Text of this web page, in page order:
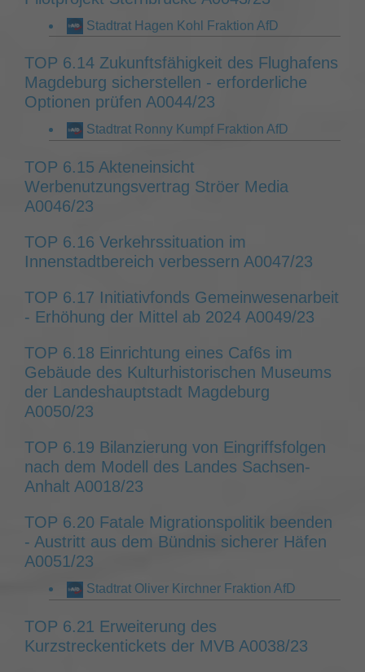
Stadtrat Hagen Kohl Fraktion AfD
TOP 6.14 Zukunftsfähigkeit des Flughafens
Magdeburg sicherstellen - erforderliche
Optionen prüfen A0044/23
Stadtrat Ronny Kumpf Fraktion AfD
TOP 6.15 Akteneinsicht
Werbenutzungsvertrag Ströer Media
A0046/23
TOP 6.16 Verkehrssituation im
Innenstadtbereich verbessern A0047/23
TOP 6.17 Initiativfonds Gemeinwesenarbeit
- Erhöhung der Mittel ab 2024 A0049/23
TOP 6.18 Einrichtung eines Caf6s im
Gebäude des Kulturhistorischen Museums
der Landeshauptstadt Magdeburg
A0050/23
TOP 6.19 Bilanzierung von Eingriffsfolgen
nach dem Modell des Landes Sachsen-
Anhalt A0018/23
TOP 6.20 Fatale Migrationspolitik beenden
- Austritt aus dem Bündnis sicherer Häfen
A0051/23
Stadtrat Oliver Kirchner Fraktion AfD
TOP 6.21 Erweiterung des
Kurzstreckentickets der MVB A0038/23